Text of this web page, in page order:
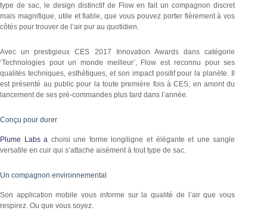
type de sac, le design distinctif de Flow en fait un compagnon discret
mais magnifique, utile et fiable, que vous pouvez porter fièrement à vos
côtés pour trouver de l’air pur au quotidien.
Avec un prestigieux CES 2017 Innovation Awards dans catégorie
‘Technologies pour un monde meilleur’, Flow est reconnu pour ses
qualités techniques, esthétiques, et son impact positif pour la planète. Il
est présenté au public pour la toute première fois à CES, en amont du
lancement de ses pré-commandes plus tard dans l’année.
Conçu pour durer
Plume Labs a choisi une forme longiligne et élégante et une sangle
versatile en cuir qui s’attache aisément à tout type de sac.
Un compagnon environnemental
Son application mobile vous informe sur la qualité de l’air que vous
respirez. Ou que vous soyez.